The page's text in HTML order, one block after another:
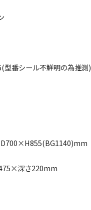
型番シール不鮮明の為推測)
深さ220mm